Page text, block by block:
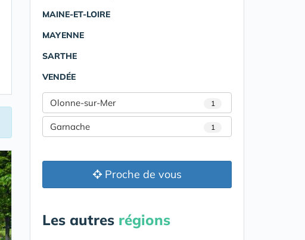
MAINE-ET-LOIRE
MAYENNE
SARTHE
VENDÉE
Olonne-sur-Mer 1
Garnache 1
Proche de vous
Les autres régions